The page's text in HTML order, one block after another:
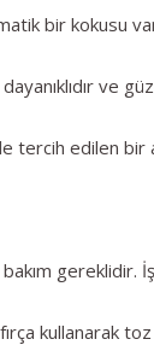
bir kokusu
ve
tercih edilen
gereklidir.